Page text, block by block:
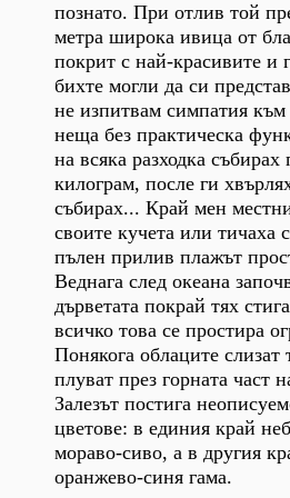
познато. При отлив той
метра широка ивица от
покрит с най-красивите и
бихте могли да си
не изпитвам симпатия към
неща без практическа
на всяка разходка
килограм, после ги
събирах... Край мен
своите кучета или тичаха
пълен прилив плажът
Веднага след океана
дърветата покрай тях
всичко това се простира
Понякога облаците слизат
плуват през горната част
Залезът постига
цветове: в единия край
мораво-сиво, а в другия
оранжево-синя гама.